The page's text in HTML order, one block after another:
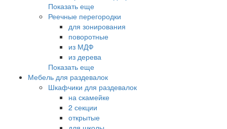
Показать еще
Реечные перегородки
для зонирования
поворотные
из МДФ
из дерева
Показать еще
Мебель для раздевалок
Шкафчики для раздевалок
на скамейке
2 секции
открытые